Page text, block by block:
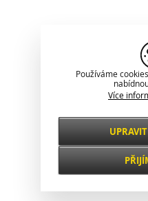
Používáme
Více
Nezbytné
VŽDY AKTIVNÍ
Funkční a